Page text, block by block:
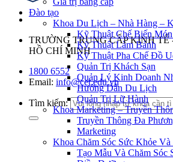
TRƯỜNG TRUNG CẤP KINH TẾ
HỒ CHÍ MINH
1800 6552
Email: info@cet.edu.vn
Tìm kiếm:
Đào tạo
Khoa Du Lịch – Nhà Hàng –
Kỹ Thuật Chế Biến
Kỹ Thuật Làm Bánh
Kỹ Thuật Pha Chế Đồ
Quản Trị Khách Sạn
Quản Lý Kinh Doanh
Hướng Dẫn Du Lịch
Quản Trị Lữ Hành
Khoa Marketing – Truyền
Truyền Thông Đa
Marketing
Khoa Chăm Sóc Sức Khỏe
Tạo Mẫu Và Chăm Sóc